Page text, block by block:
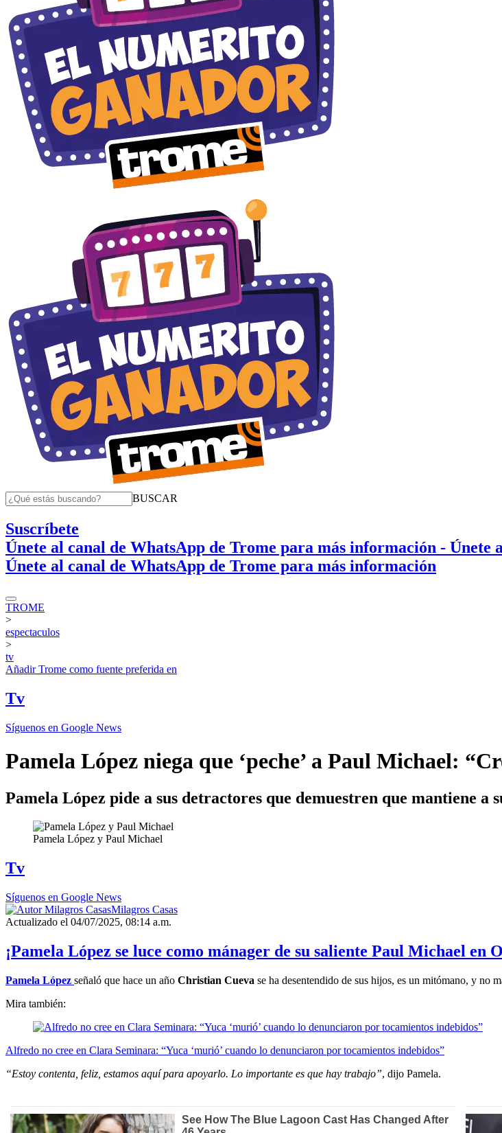
BUSCAR
Suscríbete
Únete al canal de WhatsApp de Trome para más información - Únete
Únete al canal de WhatsApp de Trome para más información
TROME
>
espectaculos
>
tv
AñadirTrome como fuente preferida en
Tv
Síguenos en Google News
Pamela López niega que ‘peche’ a Paul Michael:
Pamela López pide a sus detractores que demuestren que mantiene a
Pamela López y Paul Michael
Tv
Síguenos en Google News
Milagros Casas
Actualizado el 04/07/2025, 08:14 a.m.
¡Pamela López se luce como mánager de su saliente Paul Michael en
Pamela López señaló que hace un año Christian Cueva se ha desentendido de sus hijos, es un mitómano, y no
Mira también:
Alfredo no cree en Clara Seminara: “Yuca ‘murió’ cuando lo denunciaron por tocamientos indebidos”
“Estoy contenta, feliz, estamos aquí para apoyarlo. Lo importante es que hay trabajo”, dijo Pamela.